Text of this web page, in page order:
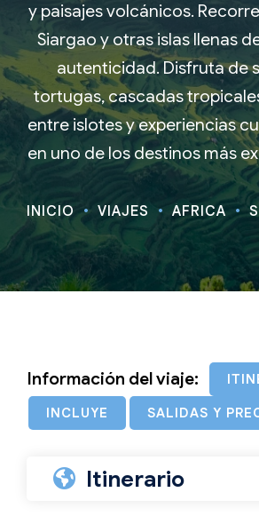
y paisajes volcánicos.
Siargao y otras islas llenas
autenticidad. Disfruta de
tortugas, cascadas
entre islotes y experiencias
en uno de los destinos más
INICIO VIAJES ÁFRICA
Información del viaje:
INCLUYE SALIDAS Y
Itinerario